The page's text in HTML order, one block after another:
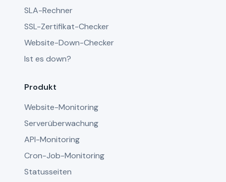
SLA-Rechner
SSL-Zertifikat-Checker
Website-Down-Checker
Ist es down?
Produkt
Website-Monitoring
Serverüberwachung
API-Monitoring
Cron-Job-Monitoring
Statusseiten